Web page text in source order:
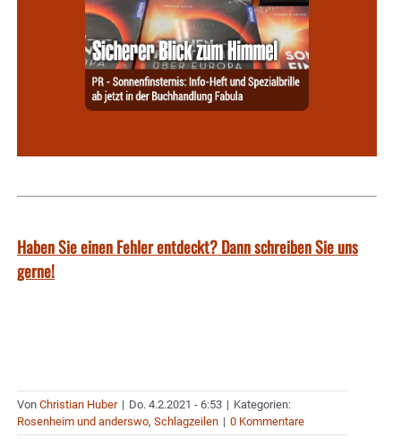
Haben Sie einen Fehler entdeckt? Dann schreiben Sie uns
gerne!
Von Christian Huber | Do. 4.2.2021 - 6:53 | Kategorien:
Rosenheim und anderswo, Schlagzeilen | 0 Kommentare